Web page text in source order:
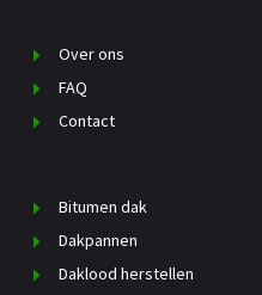
Over ons
FAQ
Contact
Bitumen dak
Dakpannen
Daklood herstellen